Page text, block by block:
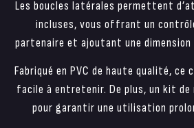
Les boucles latérales permettent
incluses, vous offrant un
partenaire et ajoutant une
Fabriqué en PVC de haute qualité, ce
facile à entretenir. De plus, un kit
pour garantir une utilisation